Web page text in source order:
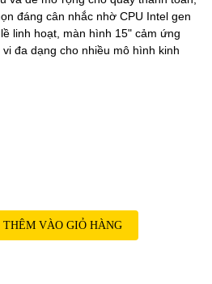
đáng cân nhắc nhờ CPU Intel gen
linh hoạt, màn hình 15" cảm ứng
đa dạng cho nhiều mô hình kinh
THÊM VÀO GIỎ HÀNG